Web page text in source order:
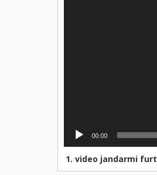
00:00
1.video jandarmi furt